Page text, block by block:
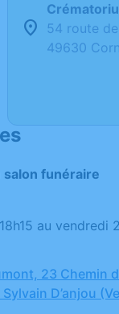
54 route
49630
salon funéraire
23 Chemin
D’anjou